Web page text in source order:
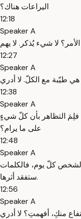
اليراعات هناك؟
12:18
Speaker A
12:27
Speaker A
12:38
Speaker A
فلِمَ التظاهر بأن كلّ شيءٍ
على ما يرام؟
12:48
Speaker A
كلّ يوم، فالكلمات
ستفقد أثرها.
12:56
Speaker A